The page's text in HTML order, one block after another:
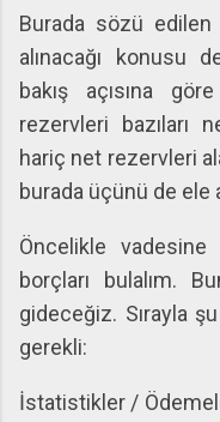
Burada sözü edilen
alınacağı konusu
bakış açısına
rezervleri bazıları
hariç net rezervleri
burada üçünü de ele
Öncelikle
borçları bulalım.
gideceğiz. Sırayla
gerekli:
İstatistikler /